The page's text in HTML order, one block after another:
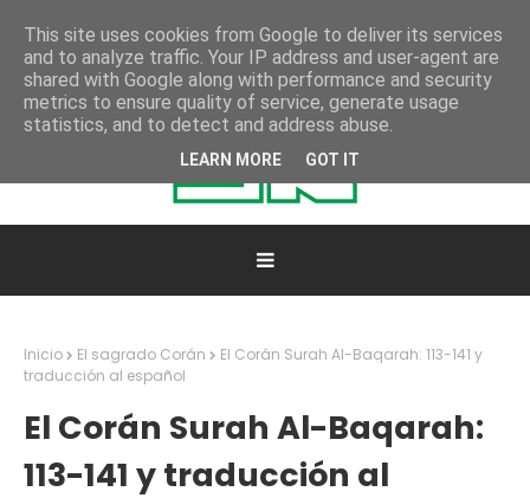
Inicio El sagrado Corán
El Corán Surah Al-Baqarah: 113-141 y
traducción al español
El Corán Surah Al-Baqarah:
113-141 y traducción al
This site uses cookies from Google to deliver its services
and to analyze traffic. Your IP address and user-agent are
shared with Google along with performance and security
metrics to ensure quality of service, generate usage
statistics, and to detect and address abuse.
LEARN MORE GOT IT